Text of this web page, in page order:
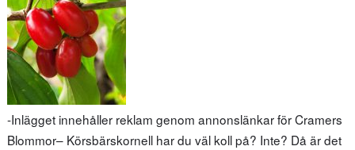
-Inlägget innehåller reklam genom annonslänkar för Cramers
Blommor– Körsbärskornell har du väl koll på? Inte? Då är det